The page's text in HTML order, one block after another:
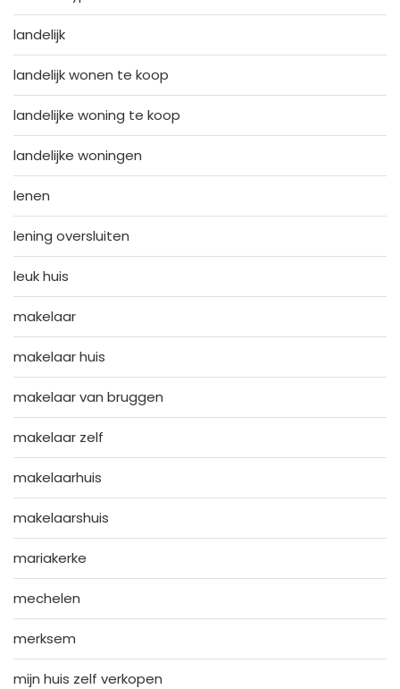
landelijk
landelijk wonen te koop
landelijke woning te koop
landelijke woningen
lenen
lening oversluiten
leuk huis
makelaar
makelaar huis
makelaar van bruggen
makelaar zelf
makelaarhuis
makelaarshuis
mariakerke
mechelen
merksem
mijn huis zelf verkopen